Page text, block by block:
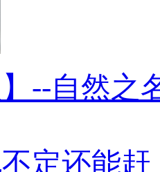
】--自然之
定还能